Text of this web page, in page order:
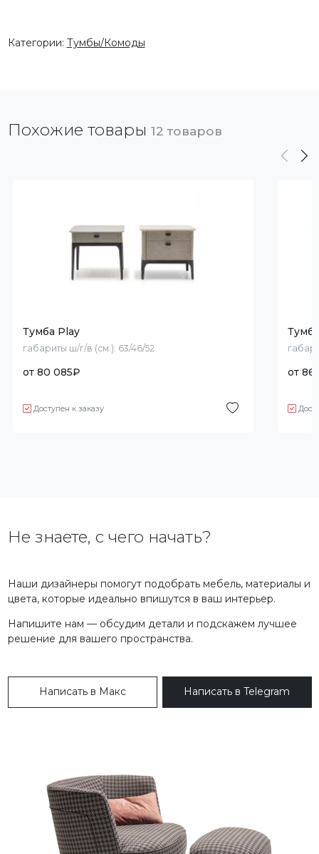
Категории: Тумбы/Комоды
Похожие товары 12 товаров
Тумба Play
габариты ш/г/в (см.): 63/46/52
от 80 085₽
Доступен к заказу
от 86
Не знаете, с чего начать?
Наши дизайнеры помогут подобрать мебель, материалы и
цвета, которые идеально впишутся в ваш интерьер.
Напишите нам — обсудим детали и подскажем лучшее
решение для вашего пространства.
Написать в Макс Написать в Telegram